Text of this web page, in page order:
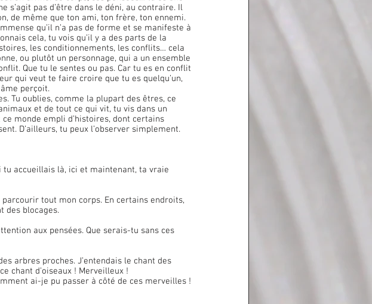
s’agit pas d’être dans le déni, au contraire. Il
de même que ton ami, ton frère, ton ennemi.
qu’il n’a pas de forme et se manifeste à
cela, tu vois qu’il y a des parts de la
les conditionnements, les conflits… cela
ou plutôt un personnage, qui a un ensemble
Que tu le sentes ou pas. Car tu es en conflit
qui veut te faire croire que tu es quelqu’un,
perçoit.
et de tout ce qui vit, tu vis dans un
monde empli d’histoires, dont certains
D’ailleurs, tu peux l’observer simplement.
accueillais là, ici et maintenant, ta vraie
des blocages.
aux pensées. Que serais-tu sans ces
chant d’oiseaux ! Merveilleux !
ai-je pu passer à côté de ces merveilles !